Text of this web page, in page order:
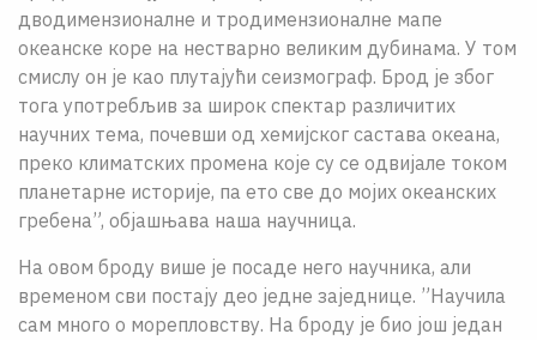
дводимензионалне и тродимензионалне мапе
океанске коре на нестварно великим дубинама. У том
смислу он је као плутајући сеизмограф. Брод је због
тога употребљив за широк спектар различитих
научних тема, почевши од хемијског састава океана,
преко климатских промена које су се одвијале током
планетарне историје, па ето све до мојих океанских
гребена”, објашњава наша научница.
На овом броду више је посаде него научника, али
временом сви постају део једне заједнице. ”Научила
сам много о морепловству. На броду је био још један